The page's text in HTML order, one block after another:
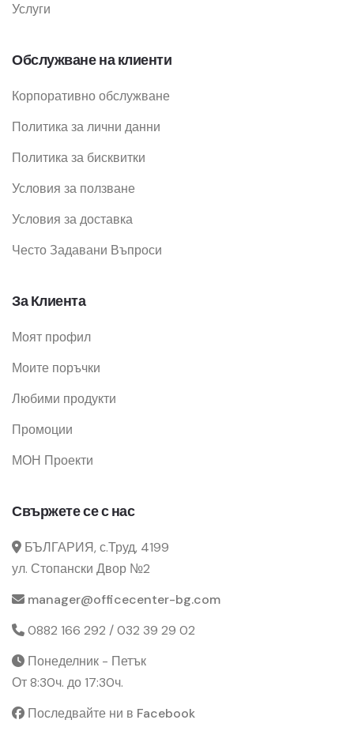
Услуги
Обслужване на клиенти
Корпоративно обслужване
Политика за лични данни
Политика за бисквитки
Условия за ползване
Условия за доставка
Често Задавани Въпроси
За Клиента
Моят профил
Моите поръчки
Любими продукти
Промоции
МОН Проекти
Свържете се с нас
БЪЛГАРИЯ, с.Труд, 4199
ул. Стопански Двор №2
manager@officecenter-bg.com
0882 166 292 / 032 39 29 02
Понеделник - Петък
От 8:30ч. до 17:30ч.
Последвайте ни в Facebook